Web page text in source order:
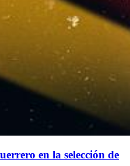
en la selección de